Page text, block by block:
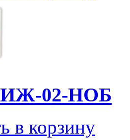
02-НОБ
в корзину